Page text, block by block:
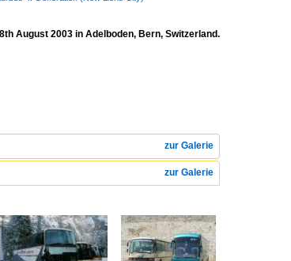
August 2003 in Adelboden, Bern, Switzerland.
zur Galerie
zur Galerie